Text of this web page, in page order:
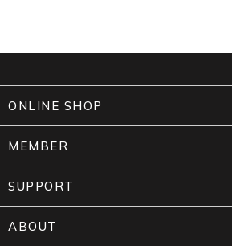
ONLINE SHOP
MEMBER
SUPPORT
ABOUT